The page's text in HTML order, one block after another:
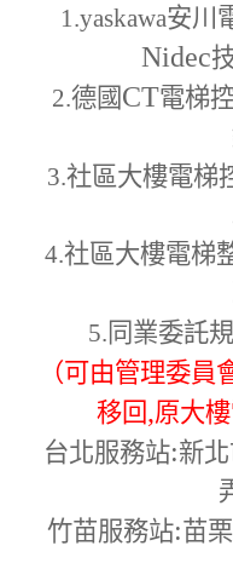
1.yaskawa安川
Nidec
2.德國 CT電梯
3.社區大樓電梯
4.社區大樓電梯
5. 同業委託
（可由管理委員
移回,原大
台北服務站:新
竹苗服務站:苗